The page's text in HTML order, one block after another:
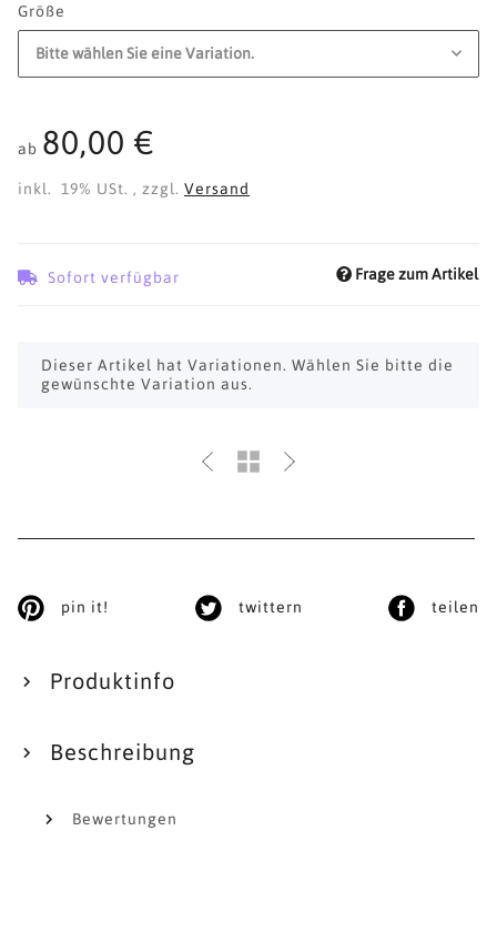
Größe
Bitte wählen Sie eine Variation.
ab 80,00 €
inkl. 19% USt. , zzgl. Versand
Sofort verfügbar Frage zum Artikel
x
Dieser Artikel hat Variationen. Wählen Sie bitte die
gewünschte Variation aus.
pin it! twittern teilen
Produktinfo
Beschreibung
Bewertungen